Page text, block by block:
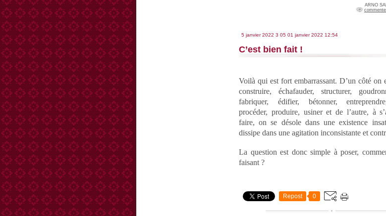
ARNO
5 janvier 2022 3 05 01 janvier 2022 12:54
C’est bien fait !
Voilà qui est fort embarrassant. D’un côté on
construire, échafauder, structurer,
fabriquer, édifier, bétonner,
procéder, produire, usiner et de l’autre, à
faire, on se désole dans une existence
dissipe dans une agitation inconsistante et
La question est donc simple à poser,
faisant ?
Repost 0